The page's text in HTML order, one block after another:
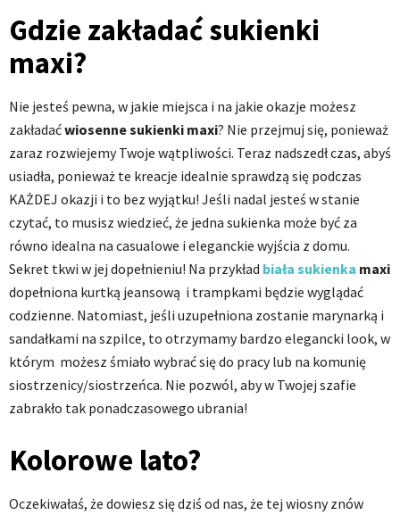
Gdzie zakładać sukienki
maxi?
Nie jesteś pewna, w jakie miejsca i na jakie okazje możesz
zakładaćwiosenne sukienki maxi? Nie przejmuj się, ponieważ
zaraz rozwiejemy Twoje wątpliwości. Teraz nadszedł czas, abyś
usiadła, ponieważ te kreacje idealnie sprawdzą się podczas
KAŻDEJ okazji i to bez wyjątku! Jeśli nadal jesteś w stanie
czytać, to musisz wiedzieć, że jedna sukienka może być za
równo idealna na casualowe i eleganckie wyjścia z domu.
Sekret tkwi w jej dopełnieniu! Na przykład biała sukienka maxi
dopełniona kurtką jeansową i trampkami będzie wyglądać
codzienne. Natomiast, jeśli uzupełniona zostanie marynarką i
sandałkami na szpilce, to otrzymamy bardzo elegancki look, w
którym możesz śmiało wybrać się do pracy lub na komunię
siostrzenicy/siostrzeńca. Nie pozwól, aby w Twojej szafie
zabrakło tak ponadczasowego ubrania!
Kolorowe lato?
Oczekiwałaś, że dowiesz się dziś od nas, że tej wiosny znów